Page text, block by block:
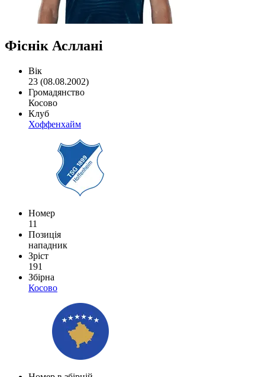
Фіснік Асллані
Вік
23 (08.08.2002)
Громадянство
Косово
Клуб
Хоффенхайм
Номер
11
Позиція
нападник
Зріст
191
Збірна
Косово